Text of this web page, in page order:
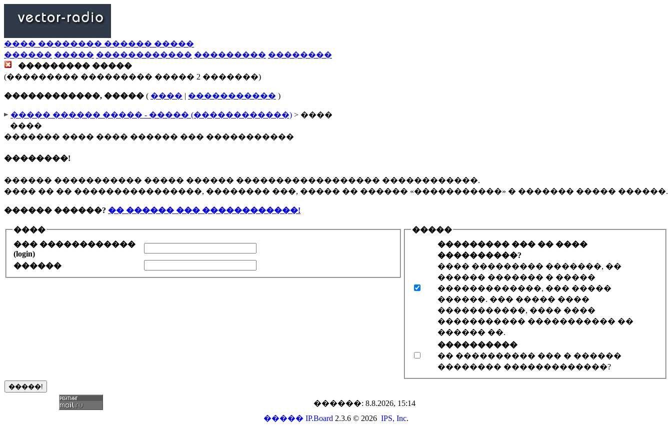
���� �������� ������ �����
������ ����� ������������ ��������� ��������
��������� �����
(��������� ��������� ����� 2 �������)
������������, ����� ( ���� | ����������� )
����� ������ ����� - ����� (������������) > ����
����
������� ���� ���� ������ ��� �����������
��������!
������ ����������� ����� ������ ������������������ ������������.
���� �� �� ����������������, �������� ���, ����� �� ������ «�����������» � ������� ����� ������.
������ ������? �� ������ ��� ������������!
����
��� ������������
(login)
������
�����
��������� ��� �� ����
����������?
���� ��������� �������, ��
������ ������� � �����
�������������, ��� �����
������. ��� ����� ����
�����������, ���� ����
����������� ����������� ��
������ ��.
����������
�� ���������� ��� � ������
�������� �������������?
������: 8.8.2026, 15:14
����� IP.Board 2.3.6 © 2026 IPS, Inc.